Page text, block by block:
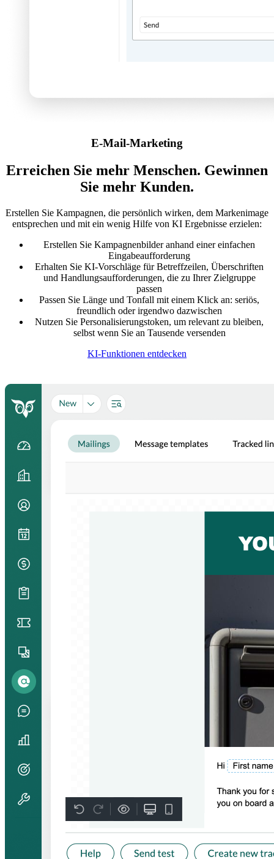
E-Mail-Marketing
Erreichen Sie mehr Menschen. Gewinnen
Sie mehr Kunden.
Erstellen Sie Kampagnen, die persönlich wirken, dem Markenimage
entsprechen und mit ein wenig Hilfe von KI Ergebnisse erzielen:
Erstellen Sie Kampagnenbilder anhand einer einfachen
Eingabeaufforderung
Erhalten Sie KI-Vorschläge für Betreffzeilen, Überschriften
und Handlungsaufforderungen, die zu Ihrer Zielgruppe
passen
Passen Sie Länge und Tonfall mit einem Klick an: seriös,
freundlich oder irgendwo dazwischen
Nutzen Sie Personalisierungstoken, um relevant zu bleiben,
selbst wenn Sie an Tausende versenden
KI-Funktionen entdecken